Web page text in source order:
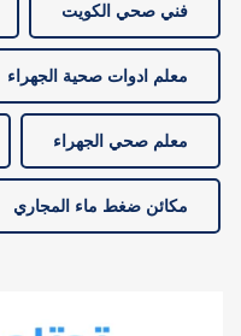
فني صحي الكويت
معلم ادوات صحية الجهراء
معلم صحي الجهراء
مكائن ضغط ماء المجاري